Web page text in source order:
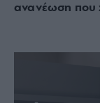
ανανέωση που